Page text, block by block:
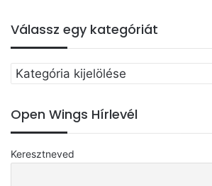
Válassz egy kategóriát
Válassz
egy
Open Wings Hírlevél
Keresztneved